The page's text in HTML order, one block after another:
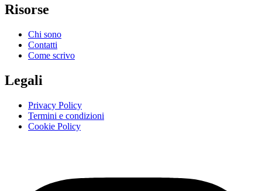
Risorse
Chi sono
Contatti
Come scrivo
Legali
Privacy Policy
Termini e condizioni
Cookie Policy